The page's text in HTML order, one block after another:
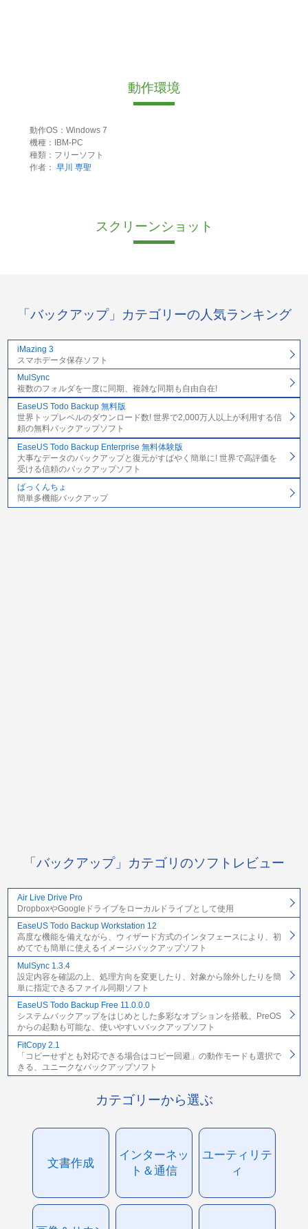
動作環境
動作OS：Windows 7
機種：IBM-PC
種類：フリーソフト
作者： 早川 専聖
スクリーンショット
「バックアップ」カテゴリーの人気ランキング
iMazing 3
スマホデータ保存ソフト
MulSync
複数のフォルダを一度に同期、複雑な同期も自由自在!
EaseUS Todo Backup 無料版
世界トップレベルのダウンロード数! 世界で2,000万人以上が利用する信
頼の無料バックアップソフト
EaseUS Todo Backup Enterprise 無料体験版
大事なデータのバックアップと復元がすばやく簡単に! 世界で高評価を
受ける信頼のバックアップソフト
ばっくんちょ
簡単多機能バックアップ
「バックアップ」カテゴリのソフトレビュー
Air Live Drive Pro
DropboxやGoogleドライブをローカルドライブとして使用
EaseUS Todo Backup Workstation 12
高度な機能を備えながら、ウィザード方式のインタフェースにより、初
めてでも簡単に使えるイメージバックアップソフト
MulSync 1.3.4
設定内容を確認の上、処理方向を変更したり、対象から除外したりを簡
単に指定できるファイル同期ソフト
EaseUS Todo Backup Free 11.0.0.0
システムバックアップをはじめとした多彩なオプションを搭載。PreOS
からの起動も可能な、使いやすいバックアップソフト
FitCopy 2.1
「コピーせずとも対応できる場合はコピー回避」の動作モードも選択で
きる、ユニークなバックアップソフト
カテゴリーから選ぶ
文書作成
インターネッ
ト＆通信
ユーティリテ
ィ